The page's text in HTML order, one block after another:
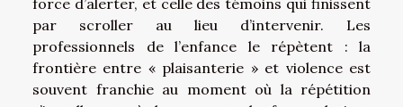
par scroller au lieu d’intervenir. Les
professionnels de l’enfance le répètent : la
frontière entre « plaisanterie » et violence est
souvent franchie au moment où la répétition